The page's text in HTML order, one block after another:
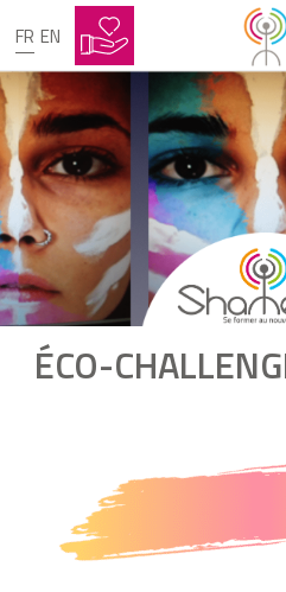
FR EN
ÉCO-